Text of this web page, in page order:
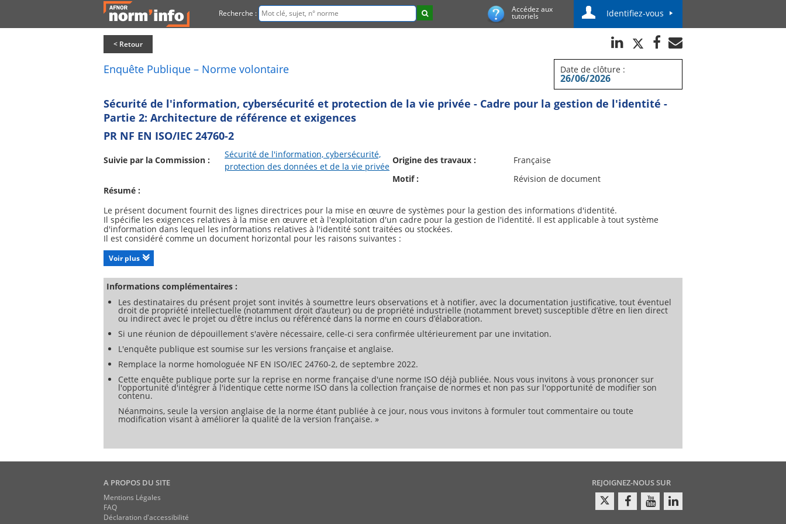
Recherche : Accédez aux
tutoriels Identifiez-vous
< Retour
Enquête Publique – Norme volontaire Date de clôture :
26/06/2026
Sécurité de l'information, cybersécurité et protection de la vie privée - Cadre pour la gestion de l'identité -
Partie 2: Architecture de référence et exigences
PR NF EN ISO/IEC 24760-2
Suivie par la Commission :
Sécurité de l'information, cybersécurité,
protection des données et de la vie privée
Origine des travaux :
Française
Motif :
Révision de document
Résumé :
Le présent document fournit des lignes directrices pour la mise en œuvre de systèmes pour la gestion des informations d'identité.
Il spécifie les exigences relatives à la mise en œuvre et à l'exploitation d'un cadre pour la gestion de l'identité. Il est applicable à tout système
d'information dans lequel les informations relatives à l'identité sont traitées ou stockées.
Il est considéré comme un document horizontal pour les raisons suivantes :
- il applique des concepts tels que la distinction entre le terme « identité » et le terme « identificateur » concernant la mise en œuvre de systèmes
de gestion des informations d'identité et les exigences relatives à la mise en œuvre et au fonctionnement d'un cadre de gestion de l'identité ;
- il apporte une contribution importante à l'évaluation des systèmes de gestion de l'identité en ce qui concerne leur protection de la vie privée et
leur capacité à assurer les attributs pertinents d'une identité, et par conséquent il fournit une base et une compréhension commune pour toute
Voir plus
Informations complémentaires :
Les destinataires du présent projet sont invités à soumettre leurs observations et à notifier, avec la documentation justificative, tout éventuel
droit de propriété intellectuelle (notamment droit d’auteur) ou de propriété industrielle (notamment brevet) susceptible d’être en lien direct
ou indirect avec le projet ou d’être inclus ou référencé dans la norme en cours d’élaboration.
Si une réunion de dépouillement s'avère nécessaire, celle-ci sera confirmée ultérieurement par une invitation.
L'enquête publique est soumise sur les versions française et anglaise.
Remplace la norme homologuée NF EN ISO/IEC 24760-2, de septembre 2022.
Cette enquête publique porte sur la reprise en norme française d'une norme ISO déjà publiée. Nous vous invitons à vous prononcer sur
l'opportunité d'intégrer à l'identique cette norme ISO dans la collection française de normes et non pas sur l'opportunité de modifier son
contenu.
Néanmoins, seule la version anglaise de la norme étant publiée à ce jour, nous vous invitons à formuler tout commentaire ou toute
modification visant à améliorer la qualité de la version française. »
A PROPOS DU SITE
Mentions Légales
FAQ
Déclaration d'accessibilité
REJOIGNEZ-NOUS SUR